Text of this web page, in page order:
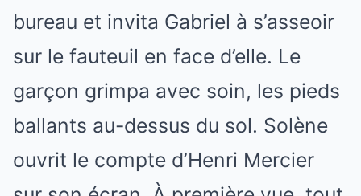
bureau et invita Gabriel à s’asseoir
sur le fauteuil en face d’elle. Le
garçon grimpa avec soin, les pieds
ballants au-dessus du sol. Solène
ouvrit le compte d’Henri Mercier